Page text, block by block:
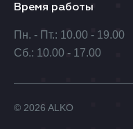
Время работы
Пн. - Пт.: 10.00 - 19.00
Сб.: 10.00 - 17.00
© 2026 ALKO